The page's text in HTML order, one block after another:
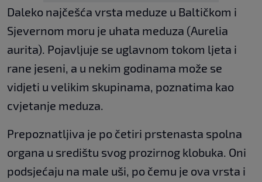
Daleko najčešća vrsta meduze u Baltičkom i
Sjevernom moru je uhata meduza (Aurelia
aurita). Pojavljuje se uglavnom tokom ljeta i
rane jeseni, a u nekim godinama može se
vidjeti u velikim skupinama, poznatima kao
cvjetanje meduza.
Prepoznatljiva je po četiri prstenasta spolna
organa u središtu svog prozirnog klobuka. Oni
podsjećaju na male uši, po čemu je ova vrsta i